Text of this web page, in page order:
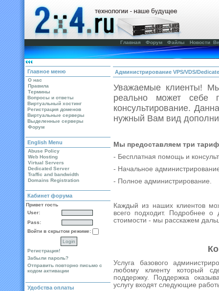
Главная Форум Файлы Новости
Главное меню
О нас
Правила
Термины
Вопросы и ответы
Виртуальный хостинг
Регистрация доменов
Виртуальные серверы
Выделенные серверы
Форум
English Menu
Abuse Policy
Web Hosting
Virtual Servers
Dedicated Server
Traffic and bandwidth
Domains Registration
Кабинет форума
Привет гость
User:
Pass:
Войти в скрытом режиме:
Регистрация!
Забыли пароль?
Отправить повторно письмо с
кодом активации
Удобства оплаты
Администрирование VPS/VDS/
Уважаемые клиенты!
реально может себе
консультирование.
нужный Вам вид
Мы предоставляем три
- Бесплатная помощь и
- Начальное
- Полное администрирование.
Каждый из наших клиентов
всего подходит. Подробнее
стоимости - мы расскажем
Услуга базового
любому клиенту который
поддержку. Поддержка
услугу входят следующие